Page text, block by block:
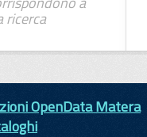
ricerca
OpenData Matera